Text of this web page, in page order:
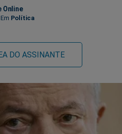
Online
Política
DO ASSINANTE